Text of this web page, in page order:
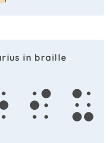
in braille
i u